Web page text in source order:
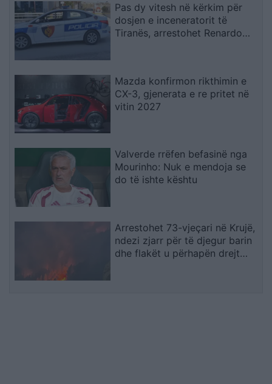
Pas dy vitesh në kërkim për
dosjen e inceneratorit të
Tiranës, arrestohet Renardo
Mazda konfirmon rikthimin e
CX-3, gjenerata e re pritet në
vitin 2027
Valverde rrëfen befasinë nga
Mourinho: Nuk e mendoja se
do të ishte kështu
Arrestohet 73-vjeçari në Krujë,
ndezi zjarr për të djegur barin
dhe flakët u përhapën drejt